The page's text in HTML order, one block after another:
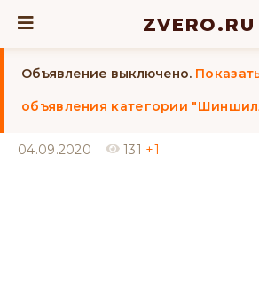
ZVERO.RU
Объявление выключено.
объявления категории
04.09.2020 131 +1